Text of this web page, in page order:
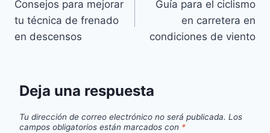
de
entradas
Consejos para mejorar
tu técnica de frenado
en descensos
Guía para el ciclismo
en carretera en
condiciones de viento
Deja una respuesta
Tu dirección de correo electrónico no será publicada. Los
campos obligatorios están marcados con *